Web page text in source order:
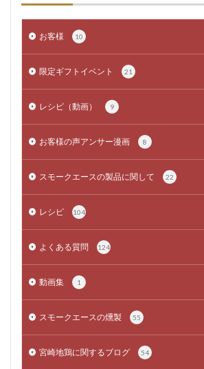
お客様 10
限定ギフトイベント 21
レシピ（動画） 9
お客様の声アンサー漫画 8
スモークエースの製品に関して 22
レシピ 104
よくある質問 124
動画集 1
スモークエースの燻製 55
宮崎地鶏に関するブログ 54